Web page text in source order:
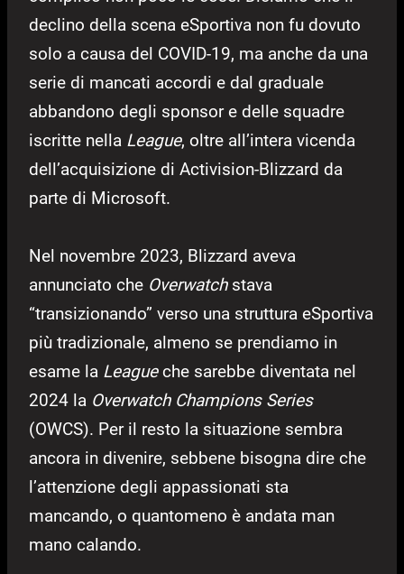
declino della scena eSportiva non fu dovuto
solo a causa del COVID-19, ma anche da una
serie di mancati accordi e dal graduale
abbandono degli sponsor e delle squadre
iscritte nella League, oltre all’intera vicenda
dell’acquisizione di Activision-Blizzard da
parte di Microsoft.
Nel novembre 2023, Blizzard aveva
annunciato che Overwatchstava
“transizionando” verso una struttura eSportiva
più tradizionale, almeno se prendiamo in
esame la Leagueche sarebbe diventata nel
2024 la Overwatch Champions Series
(OWCS). Per il resto la situazione sembra
ancora in divenire, sebbene bisogna dire che
l’attenzione degli appassionati sta
mancando, o quantomeno è andata man
mano calando.